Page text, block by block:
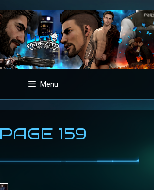
Menu
PAGE 159